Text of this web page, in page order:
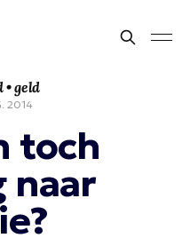
• geld
2014
toch
naar